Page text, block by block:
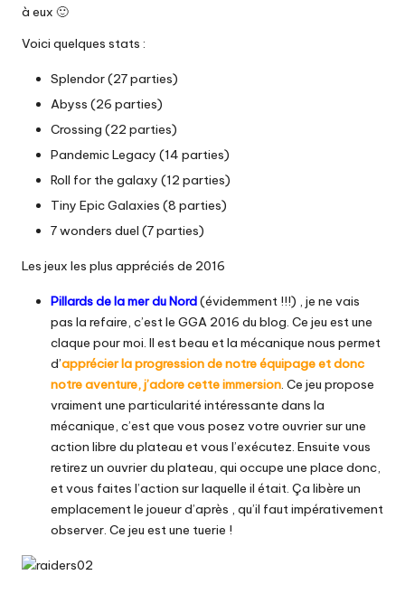
à eux 🙂
Voici quelques stats :
Splendor (27 parties)
Abyss (26 parties)
Crossing (22 parties)
Pandemic Legacy (14 parties)
Roll for the galaxy (12 parties)
Tiny Epic Galaxies (8 parties)
7 wonders duel (7 parties)
Les jeux les plus appréciés de 2016
Pillards de la mer du Nord(évidemment !!!) , je ne vais
pas la refaire, c’est le GGA 2016 du blog. Ce jeu est une
claque pour moi. Il est beau et la mécanique nous permet
d’apprécier la progression de notre équipage et donc
notre aventure, j’adore cette immersion. Ce jeu propose
vraiment une particularité intéressante dans la
mécanique, c’est que vous posez votre ouvrier sur une
action libre du plateau et vous l’exécutez. Ensuite vous
retirez un ouvrier du plateau, qui occupe une place donc,
et vous faites l’action sur laquelle il était. Ça libère un
emplacement le joueur d’après , qu’il faut impérativement
observer. Ce jeu est une tuerie !